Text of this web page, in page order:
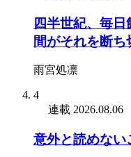
四半世紀、毎
間がそれを断
雨宮処凛
4
連載 2026.08.06
意外と読めない